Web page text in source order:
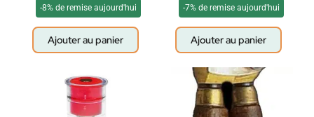
-8% de remise aujourd'hui
Ajouter au panier
-7% de remise aujourd'hui
Ajouter au panier